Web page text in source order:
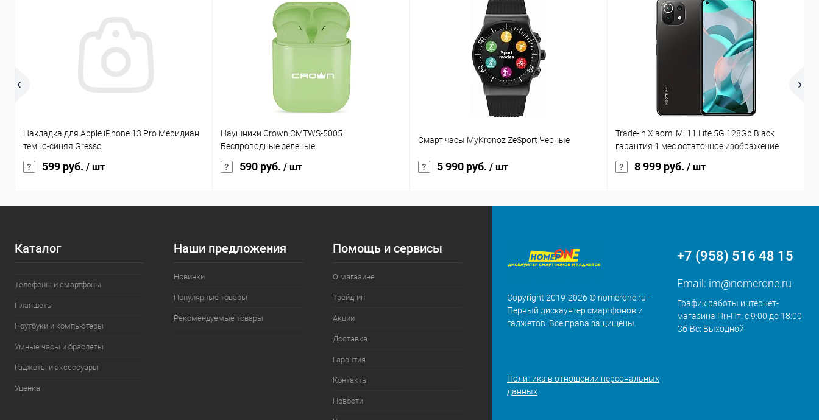
Накладка для Apple iPhone 13 Pro Меридиан
темно-синяя Gresso
599 руб. / шт
Наушники Crown CMTWS-5005
Беспроводные зеленые
590 руб. / шт
Смарт часы MyKronoz ZeSport Черные
5 990 руб. / шт
Trade-in Xiaomi Mi 11 Lite 5G 128Gb Black
гарантия 1 мес остаточное изображение
8 999 руб. / шт
Каталог
Телефоны и смартфоны
Планшеты
Ноутбуки и компьютеры
Умные часы и браслеты
Гаджеты и аксессуары
Уценка
Наши предложения
Новинки
Популярные товары
Рекомендуемые товары
Помощь и сервисы
О магазине
Трейд-ин
Акции
Доставка
Гарантия
Контакты
Новости
Copyright 2019-2026 © nomerone.ru -
Первый дискаунтер смартфонов и
гаджетов. Все права защищены.
Политика в отношении персональных
данных
+7 (958) 516 48 15
Email: im@nomerone.ru
График работы интернет-
магазина Пн-Пт: с 9:00 до 18:00
Сб-Вс: Выходной